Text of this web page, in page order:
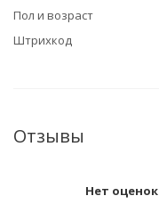
Пол и возраст
Штрихкод
Отзывы
Нет оценок